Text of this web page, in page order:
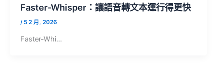
Faster-Whisper：讓語音轉文本運行得更快
/ 5 2 月, 2026
Faster-Whi…